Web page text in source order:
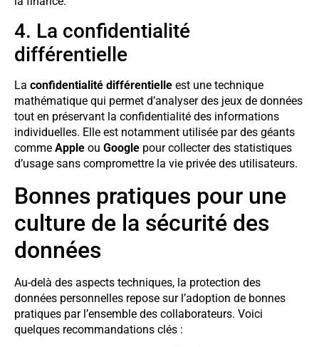
4. La confidentialité
différentielle
La confidentialité différentielle est une technique
mathématique qui permet d’analyser des jeux de données
tout en préservant la confidentialité des informations
individuelles. Elle est notamment utilisée par des géants
comme Apple ou Google pour collecter des statistiques
d’usage sans compromettre la vie privée des utilisateurs.
Bonnes pratiques pour une
culture de la sécurité des
données
Au-delà des aspects techniques, la protection des
données personnelles repose sur l’adoption de bonnes
pratiques par l’ensemble des collaborateurs. Voici
quelques recommandations clés :